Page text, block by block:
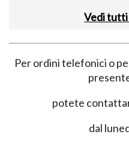
Vedi tutti
Per ordini telefonici o
potete
dal